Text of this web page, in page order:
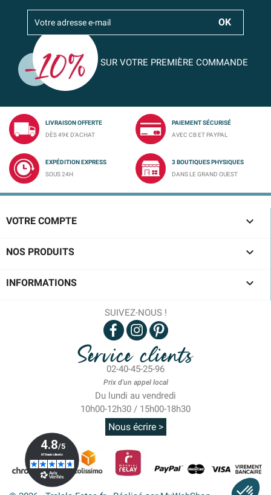
SUR VOTRE PREMIÈRE COMMANDE
LIVRAISON OFFERTE
DÈS 49€ D'ACHAT
PAIEMENT SÉCURISÉ
AVEC CB ET PAYPAL
EXPÉDITION EXPRESS
SOUS 24H
3 BOUTIQUES PHYSIQUES
DANS LE GRAND OUEST
VOTRE COMPTE 
NOS PRODUITS 
INFORMATIONS 
SUIVEZ-NOUS !
Service clients
02-40-45-25-96
Prix d'un appel local
Du lundi au vendredi
10h00-12h30 / 15h00-18h30
Nous écrire >